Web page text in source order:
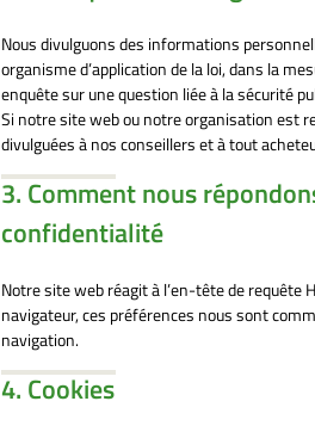
Nous divulguons des informations
organisme d’application de la loi, dans la
enquête sur une question liée à la sécurité
Si notre site web ou notre organisation est
divulguées à nos conseillers et à tout
3. Comment nous
confidentialité
Notre site web réagit à l’en-tête de requête
navigateur, ces préférences nous sont
navigation.
4. Cookies